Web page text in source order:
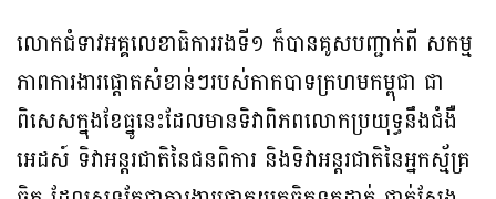
លោកជំទាវអគ្គលេខាធិការរងទី១ ក៏បានគូសបញ្ជាក់ពី សកម្ម
ភាពការងារផ្តោតសំខាន់ៗរបស់កាកបាទក្រហមកម្ពុជា ជា
ពិសេសក្នុងខែធ្នូនេះដែលមានទិវាពិភពលោកប្រយុទ្ធនឹងជំងឺ
អេដស៍ ទិវាអន្តរជាតិនៃជនពិការ និងទិវាអន្តរជាតិនៃអ្នកស្ម័គ្រ